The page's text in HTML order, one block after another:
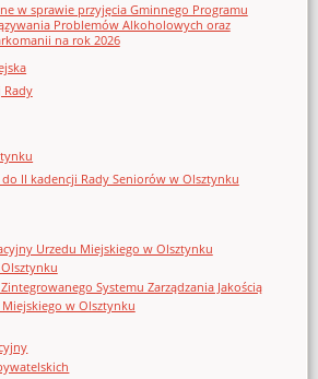
w sprawie przyjęcia Gminnego Programu
Problemów Alkoholowych oraz
na rok 2026
Rady
II kadencji Rady Seniorów w Olsztynku
Urzedu Miejskiego w Olsztynku
Systemu Zarządzania Jakością
w Olsztynku